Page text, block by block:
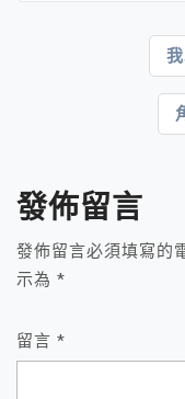
覽
發佈留言
發佈留言必須填寫的
示為 *
留言 *